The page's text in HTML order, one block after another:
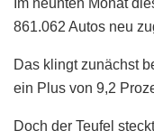
Im neunten Monat
861.062 Autos neu
Das klingt zunächst
ein Plus von 9,2
Doch der Teufel